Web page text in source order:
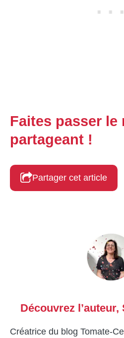
Faites passer le
partageant !
Partager cet article
Découvrez l’auteur,
Créatrice du blog Tomate-